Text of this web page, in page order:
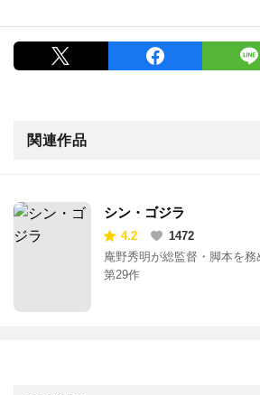
関連作品
シン・ゴジラ
4.2
1472
庵野秀明が総監督・脚本を
第29作